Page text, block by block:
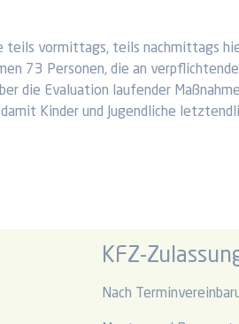
vormittags, teils nachmittags
73 Personen, die an
die Evaluation laufender
Kinder und Jugendliche
KFZ-
Nach